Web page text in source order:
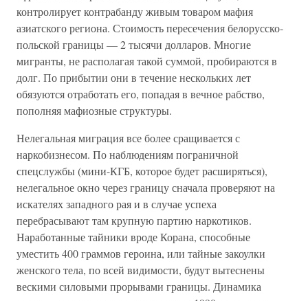
контролирует контрабанду живым товаром мафия
азиатского региона. Стоимость пересечения белорусско-
польской границы — 2 тысячи долларов. Многие
мигранты, не располагая такой суммой, пробираются в
долг. По прибытии они в течение нескольких лет
обязуются отработать его, попадая в вечное рабство,
пополняя мафиозные структуры.
Нелегальная миграция все более сращивается с
наркобизнесом. По наблюдениям пограничной
спецслужбы (мини-КГБ, которое будет расширяться),
нелегальное окно через границу сначала проверяют на
искателях западного рая и в случае успеха
перебрасывают там крупную партию наркотиков.
Наработанные тайники вроде Корана, способные
уместить 400 граммов героина, или тайные закоулки
женского тела, по всей видимости, будут вытеснены
вескими силовыми прорывами границы. Динамика